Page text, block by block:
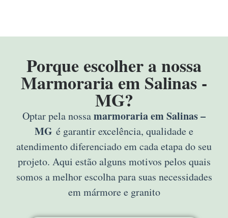
Porque escolher a nossa
Marmoraria em Salinas -
MG?
Optar pela nossamarmoraria em Salinas –
MG é garantir excelência, qualidade e
atendimento diferenciado em cada etapa do seu
projeto. Aqui estão alguns motivos pelos quais
somos a melhor escolha para suas necessidades
em mármore e granito